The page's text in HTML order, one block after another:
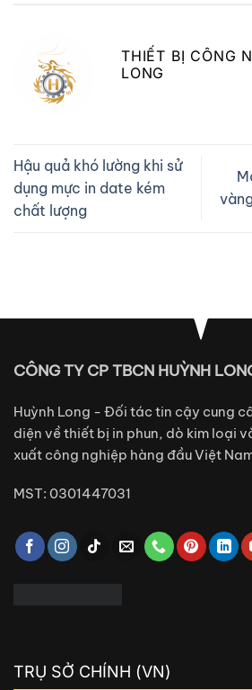
THIẾT BỊ CÔNG
LONG
Hậu quả khó lường khi sử
dụng mực in date kém
chất lượng
CÔNG TY CP TBCN HUỲNH
Huỳnh Long - Đối tác tin cậy cung
diện về thiết bị in phun, dò kim loại
xuất công nghiệp hàng đầu Việt
MST: 0301447031
TRỤ SỞ CHÍNH (VN)